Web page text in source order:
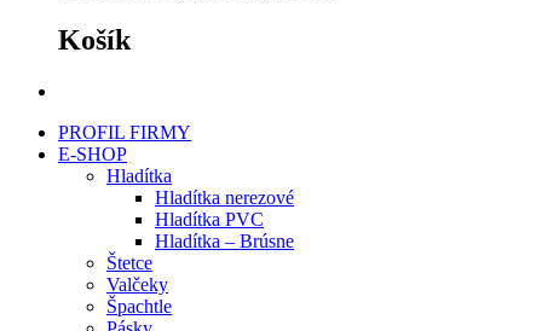
Košík
PROFIL FIRMY
E-SHOP
Hladítka
Hladítka nerezové
Hladítka PVC
Hladítka – Brúsne
Štetce
Valčeky
Špachtle